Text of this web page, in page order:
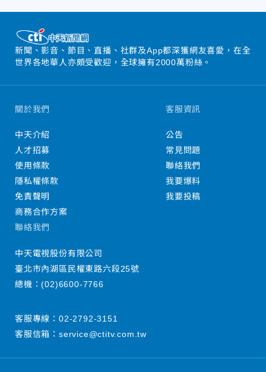
新聞、影音、節目、直播、社群及App都深獲網友喜愛，在全
世界各地華人亦頗受歡迎，全球擁有2000萬粉絲。
關於我們
中天介紹
人才招募
使用條款
隱私權條款
免責聲明
商務合作方案
客服資訊
公告
常見問題
聯絡我們
我要爆料
我要投稿
聯絡我們
中天電視股份有限公司
臺北市內湖區民權東路六段25號
總機：(02)6600-7766
客服專線： 02-2792-3151
客服信箱： service@ctitv.com.tw